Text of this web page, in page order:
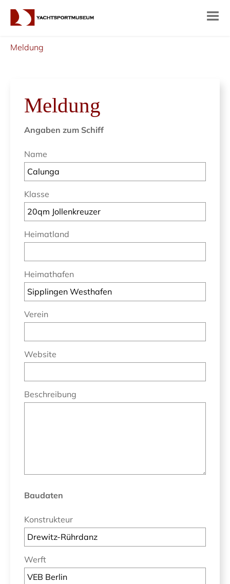
Meldung
Meldung
Angaben zum Schiff
Name
Klasse
Heimatland
Heimathafen
Verein
Website
Beschreibung
Baudaten
Konstrukteur
Werft